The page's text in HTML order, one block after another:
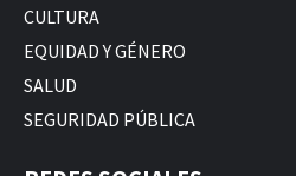
CULTURA
EQUIDAD Y GÉNERO
SALUD
SEGURIDAD PÚBLICA